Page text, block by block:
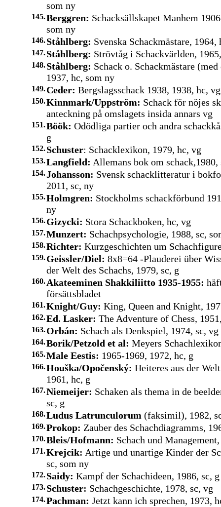
som ny
145.Berggren: Schacksällskapet Manhem
som ny
146.Ståhlberg: Svenska Schackmästare, 1964,
147.Ståhlberg: Strövtåg i Schackvärlden,
148.Ståhlberg: Schack o. Schackmästare
1937, hc, som ny
149.Ceder: Bergslagsschack 1938, 1938, hc, vg
150.Kinnmark/Uppström: Schack för nöjes
anteckning på omslagets insida annars vg
151.Böök: Odödliga partier och andra
g
152.Schuster: Schacklexikon, 1979, hc, vg
153.Langfield: Allemans bok om schack,1980,
154.Johansson: Svensk schacklitteratur i
2011, sc, ny
155.Holmgren: Stockholms schackförbund
ny
156.Gizycki: Stora Schackboken, hc, vg
157.Munzert: Schachpsychologie, 1988, sc,
158.Richter: Kurzgeschichten um
159.Geissler/Diel: 8x8=64 -Plauderei über
der Welt des Schachs, 1979, sc, g
160.Akateeminen Shakkiliitto 1935-1955:
försättsbladet
161.Knight/Guy: King, Queen and Knight,
162.Ed. Lasker: The Adventure of Chess,
163.Orbán: Schach als Denkspiel, 1974, sc, vg
164.Borik/Petzold et al: Meyers
165.Male Eestis: 1965-1969, 1972, hc, g
166.Houška/Opočenský: Heiteres aus der
1961, hc, g
167.Niemeijer: Schaken als thema in de
sc, g
168.Ludus Latrunculorum (faksimil), 1982,
169.Prokop: Zauber des Schachdiagramms,
170.Bleis/Hofmann: Schach und
171.Krejcik: Artige und unartige Kinder der
sc, som ny
172.Saidy: Kampf der Schachideen, 1986, sc, g
173.Schuster: Schachgeschichte, 1978, sc, vg
174.Pachman: Jetzt kann ich sprechen, 1973,